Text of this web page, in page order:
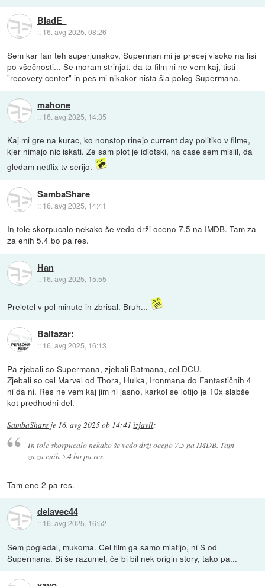
BladE_
:: 16. avg 2025, 08:26
Sem kar fan teh superjunakov, Superman mi je precej visoko na lisi
po všečnosti... Se moram strinjat, da ta film ni ne vem kaj, tisti
"recovery center" in pes mi nikakor nista šla poleg Supermana.
mahone
:: 16. avg 2025, 14:35
Kaj mi gre na kurac, ko nonstop rinejo current day politiko v filme,
kjer nimajo nic iskati. Ze sam plot je idiotski, na case sem mislil, da
gledam netflix tv serijo.
SambaShare
:: 16. avg 2025, 14:41
In tole skorpucalo nekako še vedo drži oceno 7.5 na IMDB. Tam za
za enih 5.4 bo pa res.
Han
:: 16. avg 2025, 15:55
Preletel v pol minute in zbrisal. Bruh...
Baltazar:
:: 16. avg 2025, 16:13
Pa zjebali so Supermana, zjebali Batmana, cel DCU.
Zjebali so cel Marvel od Thora, Hulka, Ironmana do Fantastičnih 4
ni da ni. Res ne vem kaj jim ni jasno, karkol se lotijo je 10x slabše
kot predhodni del.
SambaShare je 16. avg 2025 ob 14:41 izjavil:
In tole skorpucalo nekako še vedo drži oceno 7.5 na IMDB. Tam
za za enih 5.4 bo pa res.
Tam ene 2 pa res.
delavec44
:: 16. avg 2025, 16:52
Sem pogledal, mukoma. Cel film ga samo mlatijo, ni S od
Supermana. Bi še razumel, če bi bil nek origin story, tako pa...